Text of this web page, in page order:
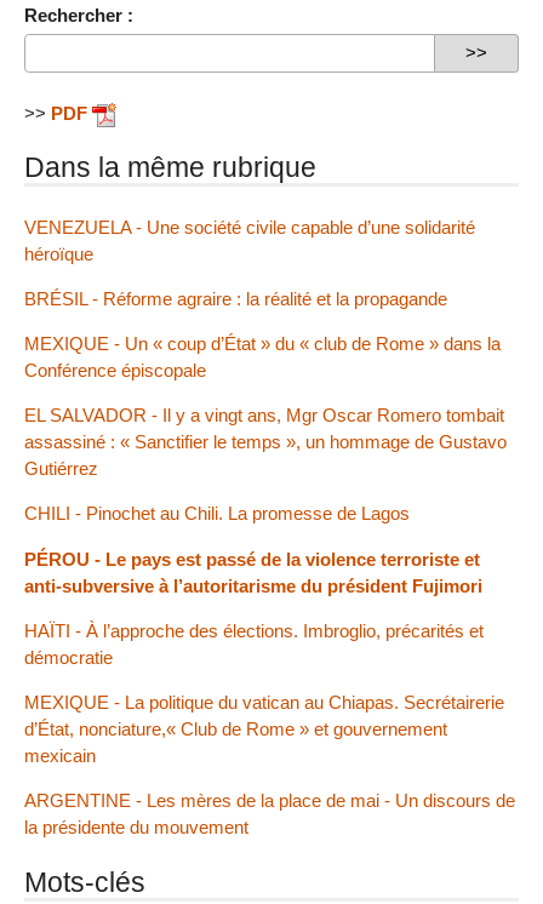
Rechercher :
>> PDF
Dans la même rubrique
VENEZUELA - Une société civile capable d’une solidarité
héroïque
BRÉSIL - Réforme agraire : la réalité et la propagande
MEXIQUE - Un « coup d’État » du « club de Rome » dans la
Conférence épiscopale
EL SALVADOR - Il y a vingt ans, Mgr Oscar Romero tombait
assassiné : « Sanctifier le temps », un hommage de Gustavo
Gutiérrez
CHILI - Pinochet au Chili. La promesse de Lagos
PÉROU - Le pays est passé de la violence terroriste et
anti-subversive à l’autoritarisme du président Fujimori
HAÏTI - À l’approche des élections. Imbroglio, précarités et
démocratie
MEXIQUE - La politique du vatican au Chiapas. Secrétairerie
d’État, nonciature,« Club de Rome » et gouvernement
mexicain
ARGENTINE - Les mères de la place de mai - Un discours de
la présidente du mouvement
Mots-clés